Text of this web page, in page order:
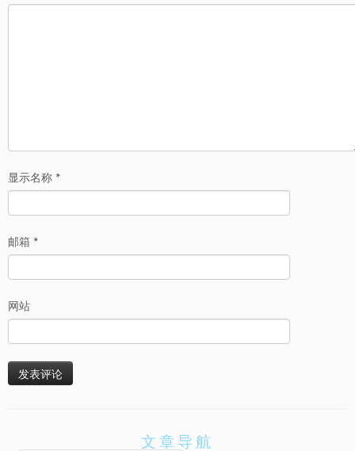
显示名称 *
邮箱 *
网站
文章导航